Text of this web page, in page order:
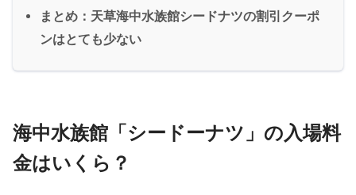
まとめ：天草海中水族館シードナツの割引クーポ
ンはとても少ない
海中水族館「シードーナツ」の入場料
金はいくら？